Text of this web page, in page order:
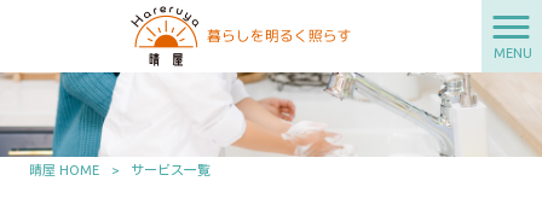
MENU
晴屋 HOME > サービス一覧